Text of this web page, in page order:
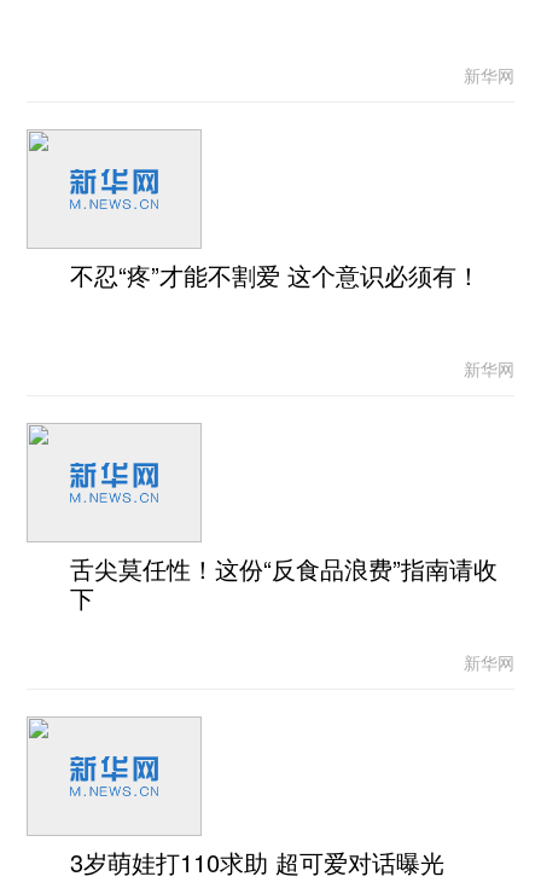
新华网
不忍“疼”才能不割爱 这个意识必须有！
新华网
舌尖莫任性！这份“反食品浪费”指南请收
下
新华网
3岁萌娃打110求助 超可爱对话曝光